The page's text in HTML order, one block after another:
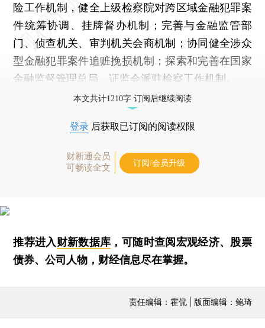
险工作机制，健全上级检察院对跨区域金融犯罪案
件统筹协调、挂牌督办机制；完善与金融监管部
门、侦查机关、审判机关会商机制；协同健全涉众
型金融犯罪案件追赃挽损机制；探索和完善在国家
金融监督管理总局、证监会派驻检察工作机制。
本文共计1210字 订阅后继续阅读
登录 后获取已订阅的阅读权限
财新通会员
可畅读全文
订阅/会员升级
推荐进入财新数据库 ，可随时查阅宏观经济、股票
债券、公司人物，财经信息尽在掌握。
责任编辑：霍侃 | 版面编辑：鲍琦